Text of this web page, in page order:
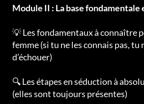
Module II : La base fondamentale
💡 Les fondamentaux à connaître
femme (si tu ne les connais pas,
d’échouer)
🔍 Les étapes en séduction à
(elles sont toujours présentes)